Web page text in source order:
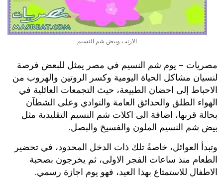
الارنب وبيض شم النسيم
مصريات – يوم شم النسيم في مصر يمثل للبعض فرصة
لنسيان مشاكل الحياة اليومية وكسر الروتين والهروب من
الاحباط إلى احضان الطبيعة، حيث التجمعات العائلية في
الهواء الطلق والحدائق العامة والنوادي وعلى الشطآن
بحالة قربها، اضافة الى اكلات شم النسيم التقليدية مثل
بيض شم النسيم الملون والفسيخ والبصل.
وتبدأ العوائل، خاصةً تلك ذات الدخل المحدود، في تحضير
الطعام منذ ساعات الفجر الاولى، ثم يخرجون بصحبة
الاطفال للاستمتاع بهذا العيد، فهو يوم اجازة رسمي.